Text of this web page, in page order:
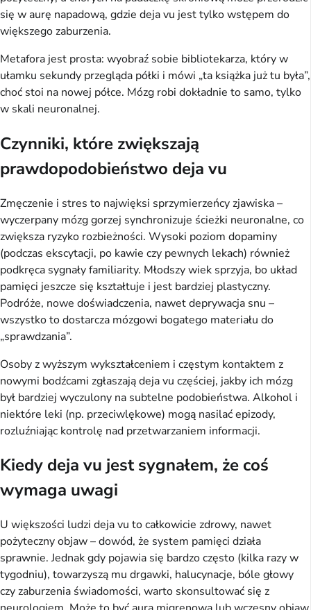
się w aurę napadową, gdzie deja vu jest tylko wstępem do
większego zaburzenia.
Metafora jest prosta: wyobraź sobie bibliotekarza, który w
ułamku sekundy przegląda półki i mówi „ta książka już tu była”,
choć stoi na nowej półce. Mózg robi dokładnie to samo, tylko
w skali neuronalnej.
Czynniki, które zwiększają
prawdopodobieństwo deja vu
Zmęczenie i stres to najwięksi sprzymierzeńcy zjawiska –
wyczerpany mózg gorzej synchronizuje ścieżki neuronalne, co
zwiększa ryzyko rozbieżności. Wysoki poziom dopaminy
(podczas ekscytacji, po kawie czy pewnych lekach) również
podkręca sygnały familiarity. Młodszy wiek sprzyja, bo układ
pamięci jeszcze się kształtuje i jest bardziej plastyczny.
Podróże, nowe doświadczenia, nawet deprywacja snu –
wszystko to dostarcza mózgowi bogatego materiału do
„sprawdzania”.
Osoby z wyższym wykształceniem i częstym kontaktem z
nowymi bodźcami zgłaszają deja vu częściej, jakby ich mózg
był bardziej wyczulony na subtelne podobieństwa. Alkohol i
niektóre leki (np. przeciwlękowe) mogą nasilać epizody,
rozluźniając kontrolę nad przetwarzaniem informacji.
Kiedy deja vu jest sygnałem, że coś
wymaga uwagi
U większości ludzi deja vu to całkowicie zdrowy, nawet
pożyteczny objaw – dowód, że system pamięci działa
sprawnie. Jednak gdy pojawia się bardzo często (kilka razy w
tygodniu), towarzyszą mu drgawki, halucynacje, bóle głowy
czy zaburzenia świadomości, warto skonsultować się z